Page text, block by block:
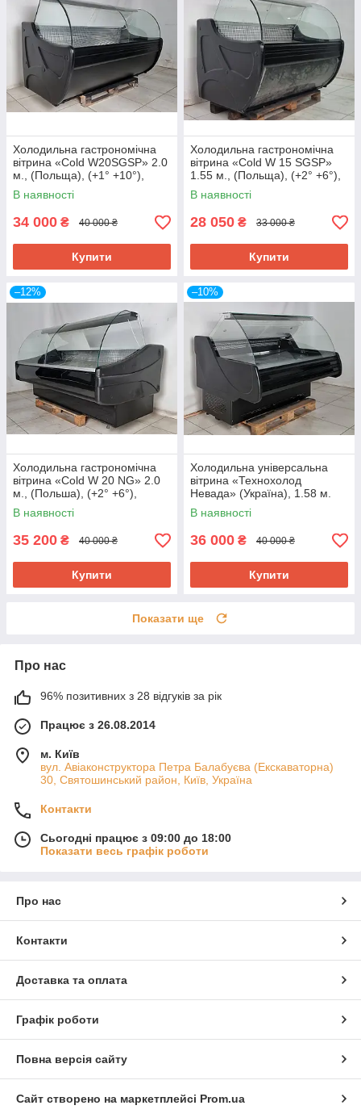
Холодильна гастрономічна
вітрина «Cold W20SGSP» 2.0
м., (Польща), (+1° +10°),
викладка 75 см., Б/у
В наявності
34 000 ₴ 40 000 ₴
Купити
Холодильна гастрономічна
вітрина «Cold W 15 SGSP»
1.55 м., (Польща), (+2° +6°),
викладка 73 см., Б/у
В наявності
28 050 ₴ 33 000 ₴
Купити
–12%
Холодильна гастрономічна
вітрина «Cold W 20 NG» 2.0
м., (Польша), (+2° +6°),
новий компрессор, Б/у
В наявності
35 200 ₴ 40 000 ₴
Купити
–10%
Холодильна універсальна
вітрина «Технохолод
Невада» (Україна), 1.58 м.
(-5° +5°), викладка 90 см., Б/у
В наявності
36 000 ₴ 40 000 ₴
Купити
Показати ще
Про нас
96% позитивних з 28 відгуків за рік
Працює з 26.08.2014
м. Київ
вул. Авіаконструктора Петра Балабуєва (Екскаваторна)
30, Святошинський район, Київ, Україна
Контакти
Сьогодні працює з 09:00 до 18:00
Показати весь графік роботи
Про нас
Контакти
Доставка та оплата
Графік роботи
Повна версія сайту
Сайт створено на маркетплейсі Prom.ua